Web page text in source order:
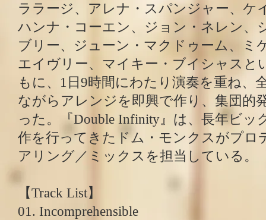
ララージ、アレナ・スパンジャー、ケ
ハンナ・コーエン、ジョン・ネレン、
ブリー、ジューン・マクドゥーム、ミ
エイヴリー、マイキー・ブイシャスと
もに、1日9時間にわたり演奏を重ね、
ながらアレンジを即興で作り、集団的
った。『Double Infinity』は、長年ビッ
作を行ってきたドム・モンクスがプロ
アリング／ミックスを担当している。
【Track List】
01. Incomprehensible